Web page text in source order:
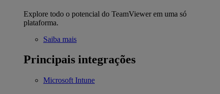
Explore todo o potencial do TeamViewer em uma só
plataforma.
Saiba mais
Principais integrações
Microsoft Intune